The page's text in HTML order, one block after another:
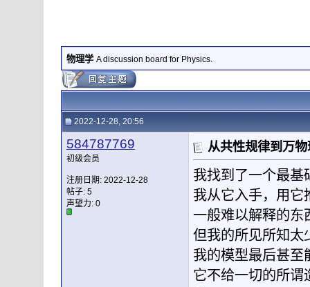
物理学 A discussion board for Physics.
2022-12-28, 20:56
584787769
初级会员
注册日期: 2022-12-28
帖子: 5
声望力: 0
从共性规律到万
我找到了一个最基
我从它入手，用它
一般难以解释的东
但我的所见所知太
我的模型最后甚至
它不给一切的所谓